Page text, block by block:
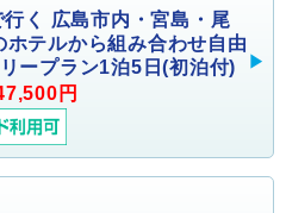
く 広島市内・宮島・尾
ホテルから組み合わせ自由
ープラン1泊5日(初泊付)
円